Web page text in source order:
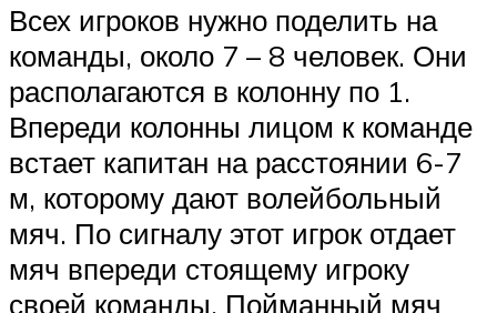
Всех игроков нужно поделить на
команды, около 7 – 8 человек. Они
располагаются в колонну по 1.
Впереди колонны лицом к команде
встает капитан на расстоянии 6-7
м, которому дают волейбольный
мяч. По сигналу этот игрок отдает
мяч впереди стоящему игроку
своей команды. Пойманный мяч